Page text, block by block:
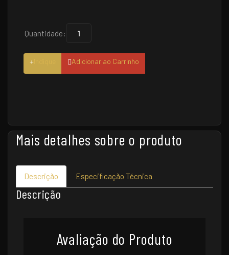
Quantidade:
Adicionar ao Carrinho
Mais detalhes sobre o produto
Descrição Especificação Técnica
Descrição
Avaliação do Produto